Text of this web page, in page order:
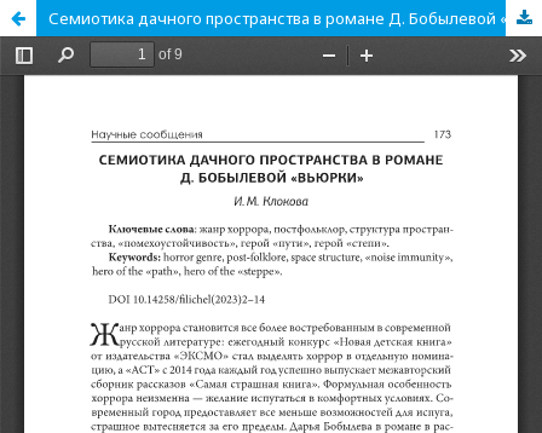
Семиотика дачного пространства в романе Д. Бобылевой «Вьюрки»